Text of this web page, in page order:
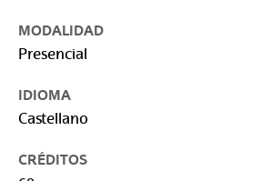
MODALIDAD
Presencial
IDIOMA
Castellano
CRÉDITOS